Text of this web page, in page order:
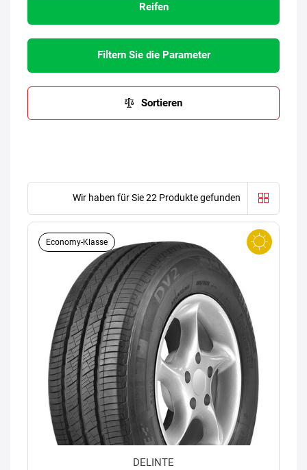
Reifen
Filtern Sie die Parameter
Sortieren
Wir haben für Sie 22 Produkte gefunden
Economy-Klasse
DELINTE